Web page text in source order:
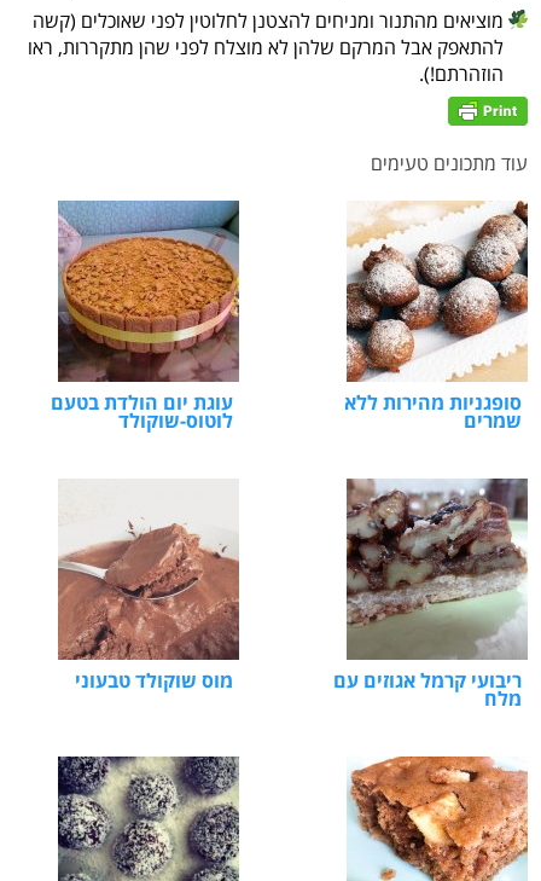
מוציאים מהתנור ומניחים להצטנן לחלוטין לפני שאוכלים (קשה
להתאפק אבל המרקם שלהן לא מוצלח לפני שהן מתקררות, ראו
הוזהרתם!).
עוד מתכונים טעימים
סופגניות מהירות ללא
שמרים
עוגת יום הולדת בטעם
לוטוס-שוקולד
ריבועי קרמל אגוזים עם
מלח
מוס שוקולד טבעוני